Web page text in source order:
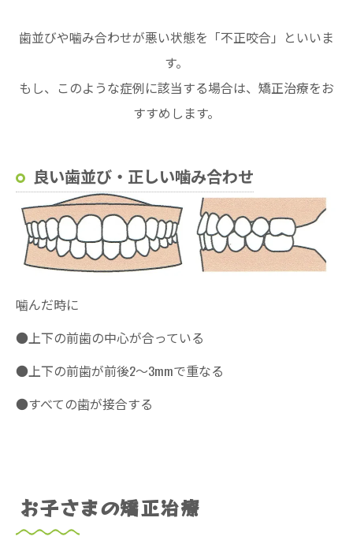
歯並びや噛み合わせが悪い状態を「不正咬合」といいま
す。
もし、このような症例に該当する場合は、矯正治療をお
すすめします。
良い歯並び・正しい噛み合わせ
噛んだ時に
●上下の前歯の中心が合っている
●上下の前歯が前後2〜3mmで重なる
●すべての歯が接合する
お子さまの矯正治療